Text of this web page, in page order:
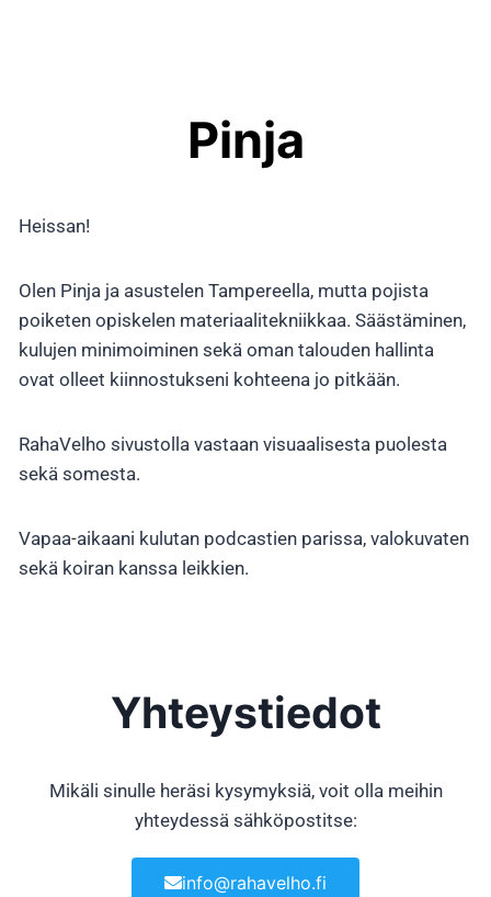
Pinja
Heissan!
Olen Pinja ja asustelen Tampereella, mutta pojista
poiketen opiskelen materiaalitekniikkaa. Säästäminen,
kulujen minimoiminen sekä oman talouden hallinta
ovat olleet kiinnostukseni kohteena jo pitkään.
RahaVelho sivustolla vastaan visuaalisesta puolesta
sekä somesta.
Vapaa-aikaani kulutan podcastien parissa, valokuvaten
sekä koiran kanssa leikkien.
Yhteystiedot
Mikäli sinulle heräsi kysymyksiä, voit olla meihin
yhteydessä sähköpostitse:
info@rahavelho.fi